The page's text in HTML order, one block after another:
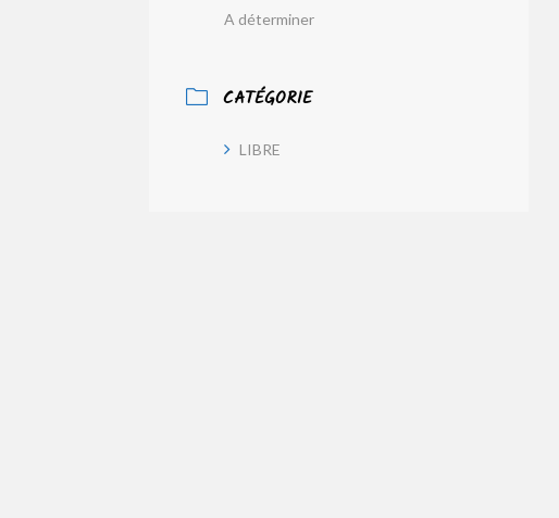
A déterminer
CATÉGORIE
LIBRE